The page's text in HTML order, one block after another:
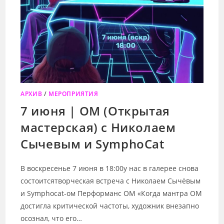
АРХИВ / МЕРОПРИЯТИЯ
7 июня | ОМ (Открытая
мастерская) с Николаем
Сычевым и SymphoCat
В воскресенье 7 июня в 18:00у нас в галерее снова
состоитсятворческая встреча с Николаем Сычёвым
и Symphocat-ом Перформанс ОМ «Когда мантра ОМ
достигла критической частоты, художник внезапно
осознал, что его…